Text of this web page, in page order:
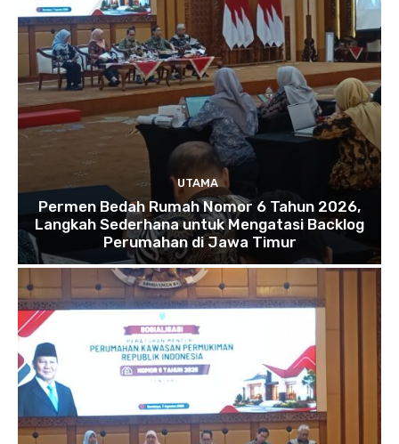
UTAMA
Permen Bedah Rumah Nomor 6 Tahun 2026,
Langkah Sederhana untuk Mengatasi Backlog
Perumahan di Jawa Timur